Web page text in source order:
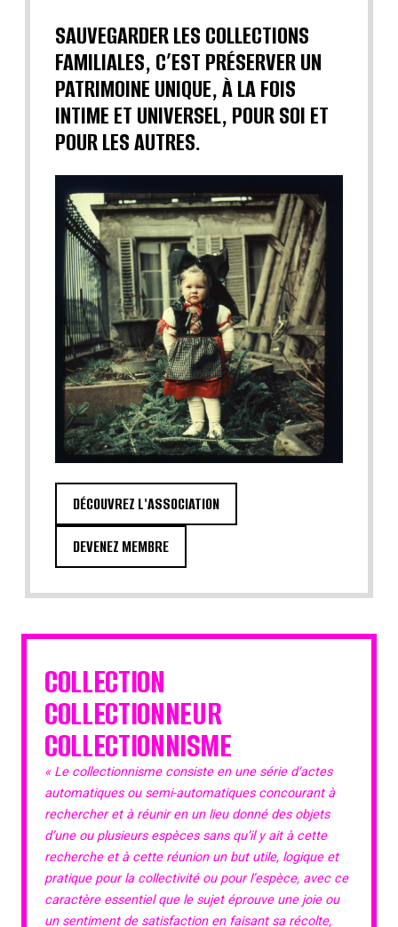
SAUVEGARDER LES COLLECTIONS
FAMILIALES, C’EST PRÉSERVER UN
PATRIMOINE UNIQUE, À LA FOIS
INTIME ET UNIVERSEL, POUR SOI ET
POUR LES AUTRES.
DÉCOUVREZ L'ASSOCIATION
DEVENEZ MEMBRE
COLLECTION
COLLECTIONNEUR
COLLECTIONNISME
« Le collectionnisme consiste en une série d’actes
automatiques ou semi-automatiques concourant à
rechercher et à réunir en un lieu donné des objets
d’une ou plusieurs espèces sans qu’il y ait à cette
recherche et à cette réunion un but utile, logique et
pratique pour la collectivité ou pour l’espèce, avec ce
caractère essentiel que le sujet éprouve une joie ou
un sentiment de satisfaction en faisant sa récolte,